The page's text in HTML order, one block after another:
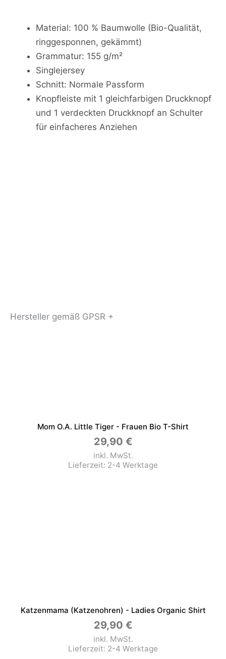
Material: 100 % Baumwolle (Bio-Qualität,
ringgesponnen, gekämmt)
Grammatur: 155 g/m²
Singlejersey
Schnitt: Normale Passform
Knopfleiste mit 1 gleichfarbigen Druckknopf
und 1 verdeckten Druckknopf an Schulter
für einfacheres Anziehen
Hersteller gemäß GPSR +
Mom O.a. Little Tiger - Frauen Bio T-Shirt
29,90 €
inkl. MwSt.
Lieferzeit: 2-4 Werktage
Katzenmama (Katzenohren) - Ladies Organic Shirt
29,90 €
inkl. MwSt.
Lieferzeit: 2-4 Werktage